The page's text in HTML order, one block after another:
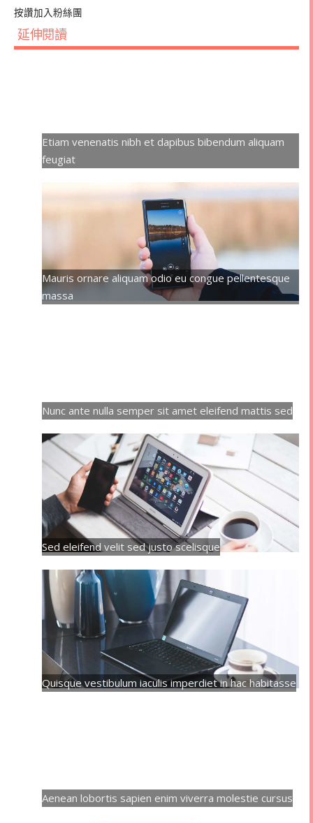
按讚加入粉絲團
延伸閱讀
Etiam venenatis nibh et dapibus bibendum aliquam
feugiat
Mauris ornare aliquam odio eu congue pellentesque
massa
Nunc ante nulla semper sit amet eleifend mattis sed
Sed eleifend velit sed justo scelisque
Quisque vestibulum iaculis imperdiet in hac habitasse
Aenean lobortis sapien enim viverra molestie cursus